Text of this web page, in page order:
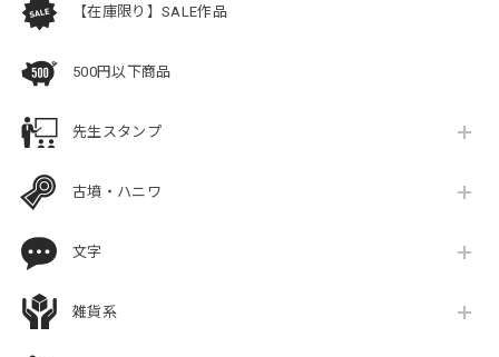
【在庫限り】SALE作品
500円以下商品
先生スタンプ
古墳・ハニワ
文字
雑貨系